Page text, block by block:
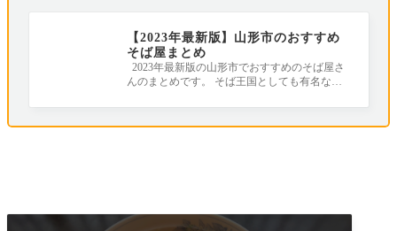
【2023年最新版】山形市のおすすめ
そば屋まとめ
2023年最新版の山形市でおすすめのそば屋さ
んのまとめです。 そば王国としても有名な山